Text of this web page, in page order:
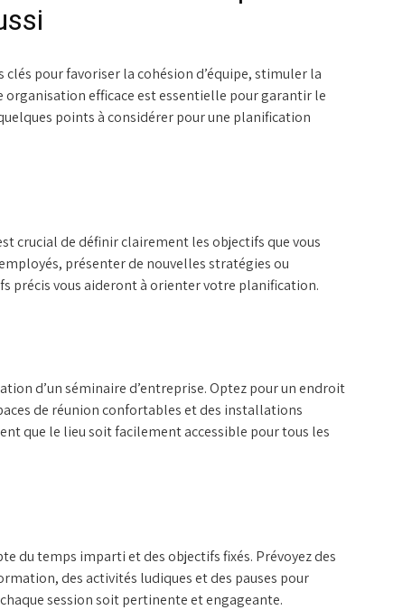
pour favoriser la cohésion d’équipe, stimuler la
efficace est essentielle pour garantir le
points à considérer pour une planification
crucial de définir clairement les objectifs que vous
présenter de nouvelles stratégies ou
précis vous aideront à orienter votre planification.
d’un séminaire d’entreprise. Optez pour un endroit
de réunion confortables et des installations
que le lieu soit facilement accessible pour tous les
du temps imparti et des objectifs fixés. Prévoyez des
des activités ludiques et des pauses pour
session soit pertinente et engageante.